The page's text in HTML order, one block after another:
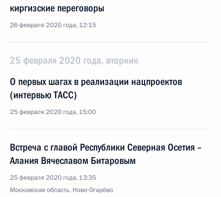
киргизские переговоры
26 февраля 2020 года, 12:15
25 февраля 2020 года, вторник
О первых шагах в реализации нацпроектов
(интервью ТАСС)
25 февраля 2020 года, 15:00
Встреча с главой Республики Северная Осетия –
Алания Вячеславом Битаровым
25 февраля 2020 года, 13:35
Московская область, Ново-Огарёво